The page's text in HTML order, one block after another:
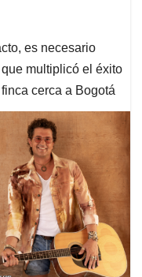
es necesario
multiplicó el éxito
cerca a Bogotá